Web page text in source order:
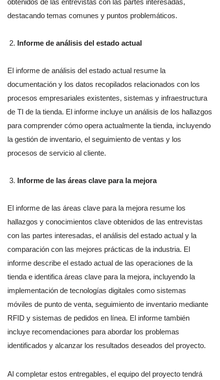
obtenidos de las entrevistas con las partes interesadas,
destacando temas comunes y puntos problemáticos.
Informe de análisis del estado actual
El informe de análisis del estado actual resume la
documentación y los datos recopilados relacionados con los
procesos empresariales existentes, sistemas y infraestructura
de TI de la tienda. El informe incluye un análisis de los hallazgos
para comprender cómo opera actualmente la tienda, incluyendo
la gestión de inventario, el seguimiento de ventas y los
procesos de servicio al cliente.
Informe de las áreas clave para la mejora
El informe de las áreas clave para la mejora resume los
hallazgos y conocimientos clave obtenidos de las entrevistas
con las partes interesadas, el análisis del estado actual y la
comparación con las mejores prácticas de la industria. El
informe describe el estado actual de las operaciones de la
tienda e identifica áreas clave para la mejora, incluyendo la
implementación de tecnologías digitales como sistemas
móviles de punto de venta, seguimiento de inventario mediante
RFID y sistemas de pedidos en línea. El informe también
incluye recomendaciones para abordar los problemas
identificados y alcanzar los resultados deseados del proyecto.
Al completar estos entregables, el equipo del proyecto tendrá